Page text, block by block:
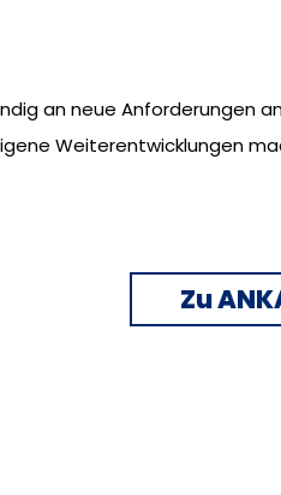
an neue Anforderungen
Weiterentwicklungen
Zu